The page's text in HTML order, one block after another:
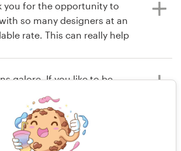
you for the opportunity to
so many designers at an
rate. This can really help
possible!
galore. If you like to be
is awesome!